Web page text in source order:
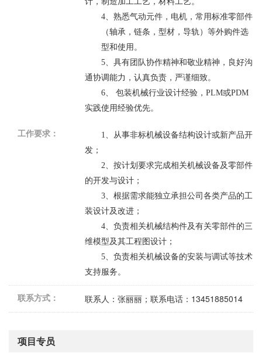
4、熟悉气动元件，电机，常用标准零部件
（轴承，链条，型材，导轨）等外购件选
型和使用。
5、具有团队协作精神和敬业精神，良好沟
通协调能力，认真负责，严谨细致。
6、 包装机械行业设计经验， PLM或PDM
实践使用经验优先。
工作要求： 1、从事非标机械设备结构设计或新产品开
发；
2、按计划要求完成相关机械设备及零部件
的开发与设计；
3、根据需求能独立承担公司各类产品的工
装设计及改进；
4、负责相关机械结构件及有关零部件的三
维模型及其工程图设计；
5、负责相关机械设备的安装与调试等技术
支持服务。
联系方式： 联系人：张丽丽；联系电话：13451885014
项目专员